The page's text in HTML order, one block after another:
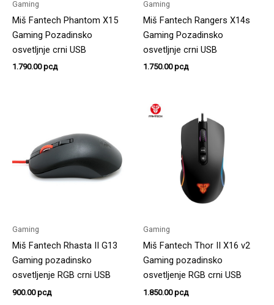
Gaming
Miš Fantech Phantom X15
Gaming Pozadinsko
osvetljnje crni USB
1.790.00рсд
Gaming
Miš Fantech Rangers X14s
Gaming Pozadinsko
osvetljnje crni USB
1.750.00рсд
Gaming
Miš Fantech Rhasta II G13
Gaming pozadinsko
osvetljenje RGB crni USB
900.00рсд
Gaming
Miš Fantech Thor II X16 v2
Gaming pozadinsko
osvetljenje RGB crni USB
1.850.00рсд